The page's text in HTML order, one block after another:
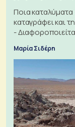
Ποια
καταγράφει και
-
Μαρία Σιδέρη